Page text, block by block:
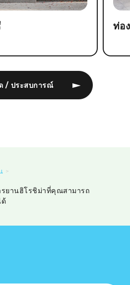
/ ประสบการณ์
ท่อ
รยานฮิโรชิม่าที่คุณสามารถ
ด้